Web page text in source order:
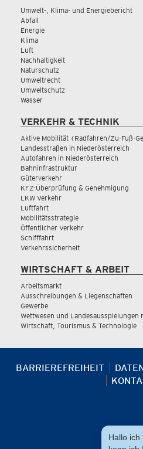
Umwelt-, Klima- und Energiebericht
Abfall
Energie
Klima
Luft
Nachhaltigkeit
Naturschutz
Umweltrecht
Umweltschutz
Wasser
VERKEHR & TECHNIK
Aktive Mobilität (Radfahren/Zu-Fuß-
Landesstraßen in Niederösterreich
Autofahren in Niederösterreich
Bahninfrastruktur
Güterverkehr
KFZ-Überprüfung & Genehmigung
LKW Verkehr
Luftfahrt
Mobilitätsstrategie
Öffentlicher Verkehr
Schifffahrt
Verkehrssicherheit
WIRTSCHAFT & ARBEIT
Arbeitsmarkt
Ausschreibungen & Liegenschaften
Gewerbe
Wettwesen und Landesausspielungen
Wirtschaft, Tourismus & Technologie
BARRIEREFREIHEIT
Hallo ich